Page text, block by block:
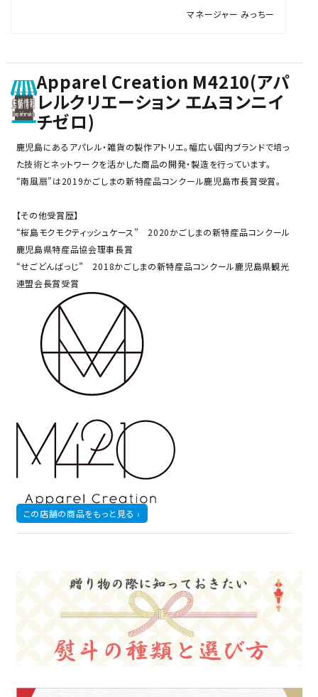
マネージャー みっちー
Apparel Creation M4210(アパ
レルクリエーション エムヨンニイ
チゼロ)
鹿児島にあるアパレル・雑貨の製作アトリエ。幅広い国内ブランドで培っ
た技術とネットワークを活かした商品の開発・製造を行っています。
“南風扇”は2019かごしまの新特産品コンクール鹿児島市長賞受賞。
【その他受賞歴】
“桜島モクモクティッシュケース” 2020かごしまの新特産品コンクール
鹿児島県特産品協会理事長賞
“せごどんばっじ” 2018かごしまの新特産品コンクール鹿児島県観光
連盟会長賞受賞
この店舗の商品をもっと見る ›